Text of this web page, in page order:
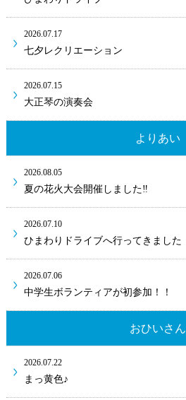
2026.07.17
七夕レクリエーション
2026.07.15
大正琴の演奏会
よりあい
2026.08.05
夏の花火大会開催しました‼
2026.07.10
ひまわりドライブへ行ってきました
2026.07.06
中学生ボランティアが初参加！！
おひいさん
2026.07.22
まっ黄色♪